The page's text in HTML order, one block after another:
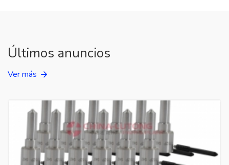
Últimos anuncios
Ver más